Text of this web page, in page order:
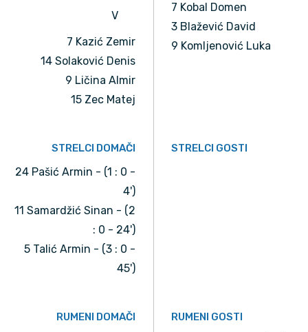
V
7 Kazić Zemir
14 Solaković Denis
9 Ličina Almir
15 Zec Matej
7 Kobal Domen
3 Blažević David
9 Komljenović Luka
STRELCI DOMAČI
24 Pašić Armin - (1 : 0 -
4')
11 Samardžić Sinan - (2
: 0 - 24')
5 Talić Armin - (3 : 0 -
45')
STRELCI GOSTI
RUMENI DOMAČI RUMENI GOSTI